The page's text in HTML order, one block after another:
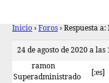
Inicio › Foros › Respuesta
24 de agosto de 2020 a las
ramon
Superadministrado
[:es]